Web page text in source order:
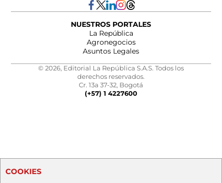
NUESTROS PORTALES
La República
Agronegocios
Asuntos Legales
© 2026, Editorial La República S.A.S. Todos los
derechos reservados.
Cr. 13a 37-32, Bogotá
(+57) 1 4227600
COOKIES